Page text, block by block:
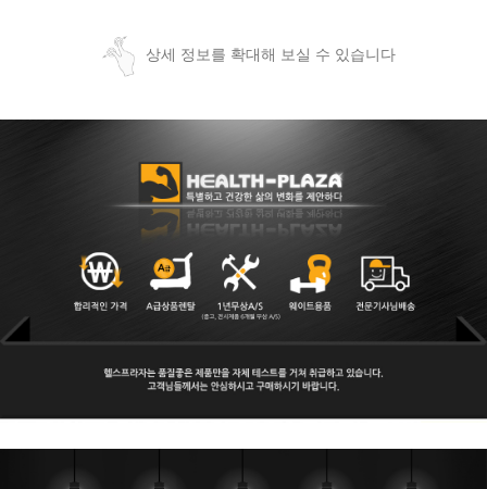
상세 정보를 확대해 보실 수 있습니다